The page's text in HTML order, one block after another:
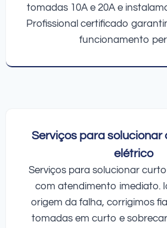
tomadas 10A e 20A e
Profissional certificado
funcionamento
Serviços para
elétrico
Serviços para solucionar
com atendimento imediato.
origem da falha, corrigimos
tomadas em curto e